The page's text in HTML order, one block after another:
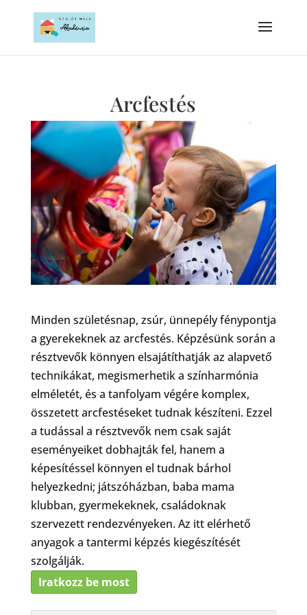
Arcfestés
Minden születésnap, zsúr, ünnepély fénypontja
a gyerekeknek az arcfestés. Képzésünk során a
résztvevők könnyen elsajátíthatják az alapvető
technikákat, megismerhetik a színharmónia
elméletét, és a tanfolyam végére komplex,
összetett arcfestéseket tudnak készíteni. Ezzel
a tudással a résztvevők nem csak saját
eseményeiket dobhajták fel, hanem a
képesítéssel könnyen el tudnak bárhol
helyezkedni; játszóházban, baba mama
klubban, gyermekeknek, családoknak
szervezett rendezvényeken. Az itt elérhető
anyagok a tantermi képzés kiegészítését
szolgálják.
Iratkozz be most